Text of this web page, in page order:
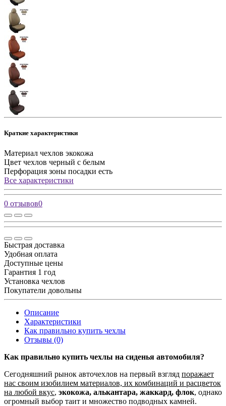
Краткие характеристики
Материал чехлов экокожа
Цвет чехлов черный с белым
Перфорация зоны посадки есть
Все характеристики
0 отзывов0
Быстрая доставка
Удобная оплата
Доступные цены
Гарантия 1 год
Установка чехлов
Покупатели довольны
Описание
Характеристики
Как правильно купить чехлы
Отзывы (0)
Как правильно купить чехлы на сиденья автомобиля?
Сегодняшний рынок авточехлов на первый взгляд поражает
нас своим изобилием материалов, их комбинаций и расцветок
на любой вкус, экокожа, алькантара, жаккард, флок, однако
огромный выбор таит и множество подводных камней.